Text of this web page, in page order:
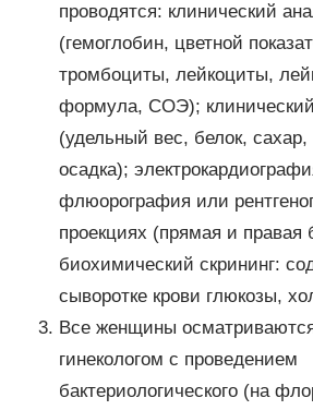
проводятся: клинический
(гемоглобин, цветной
тромбоциты, лейкоциты,
формула, СОЭ);
(удельный вес, белок, сахар,
осадка);
флюорография или
проекциях (прямая и правая
биохимический скрининг:
сыворотке крови глюкозы,
Все женщины
гинекологом с проведением
бактериологического (на